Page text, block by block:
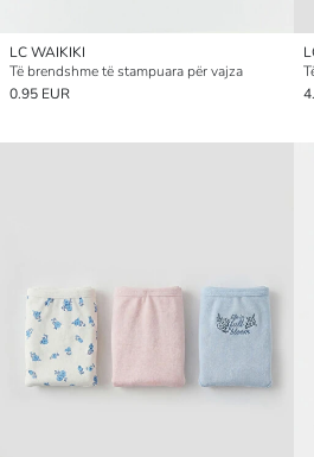
LC WAIKIKI
Të brendshme të stampuara për vajza
0.95 EUR